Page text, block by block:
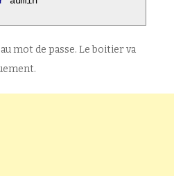
mot de passe. Le boitier va